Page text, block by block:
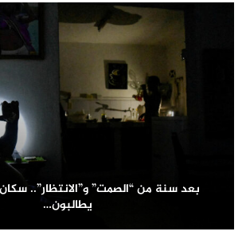
بعد سنة من “الصمت” و”الانتظار”.. سكان
يطالبون…